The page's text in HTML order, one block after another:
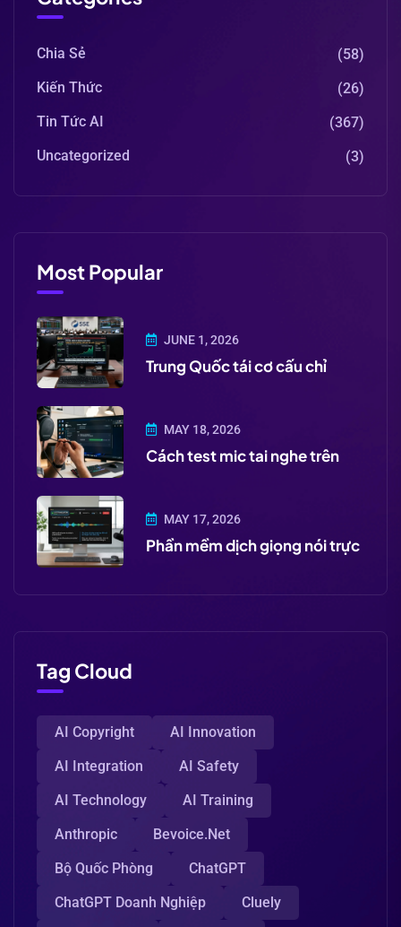
Chia Sẻ
(58)
Kiến Thức
(26)
Tin Tức AI
(367)
Uncategorized
(3)
Most Popular
JUNE 1, 2026
Trung Quốc tái cơ cấu chỉ
MAY 18, 2026
Cách test mic tai nghe trên
MAY 17, 2026
Phần mềm dịch giọng nói trực
Tag Cloud
AI Copyright
AI Innovation
AI Integration
AI Safety
AI Technology
AI Training
Anthropic
Bevoice.net
Bộ Quốc Phòng
ChatGPT
ChatGPT Doanh Nghiệp
Cluely